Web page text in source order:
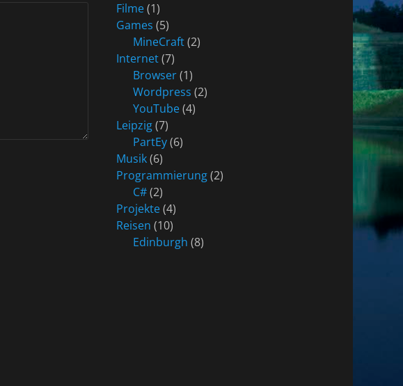
Filme(1)
Games (5)
MineCraft(2)
Internet(7)
Browser(1)
Wordpress (2)
YouTube(4)
Leipzig(7)
PartEy(6)
Musik(6)
Programmierung(2)
C#(2)
Projekte(4)
Reisen (10)
Edinburgh (8)